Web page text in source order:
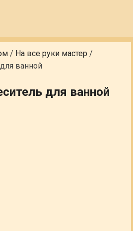
/ На все руки мастер /
ванной
для ванной